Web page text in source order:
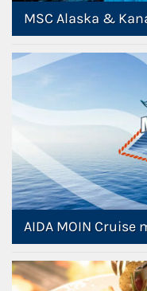
MSC Alaska &
AIDA MOIN Cruise